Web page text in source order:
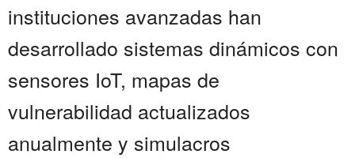
instituciones avanzadas han
desarrollado sistemas dinámicos con
sensores IoT, mapas de
vulnerabilidad actualizados
anualmente y simulacros